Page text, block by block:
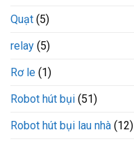
Quạt (5)
relay (5)
Rơ le (1)
Robot hút bụi (51)
Robot hút bụi lau nhà (12)